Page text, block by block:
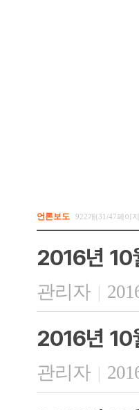
언론보도 922개(31/47페이
2016년 10
관리자 |
2016년 10
관리자 |